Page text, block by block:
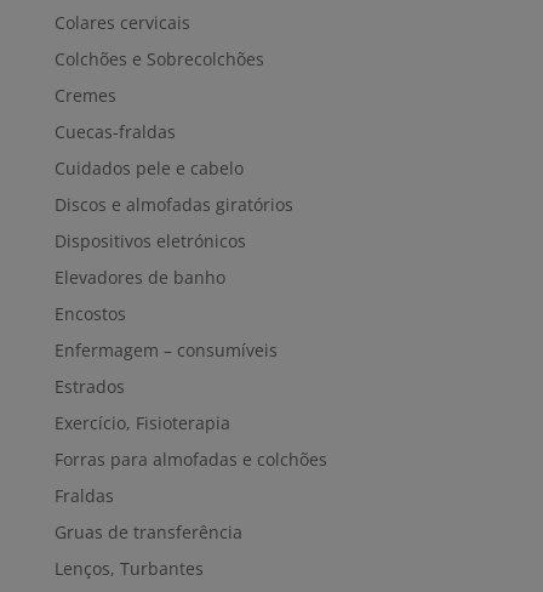
Colares cervicais
Colchões e Sobrecolchões
Cremes
Cuecas-fraldas
Cuidados pele e cabelo
Discos e almofadas giratórios
Dispositivos eletrónicos
Elevadores de banho
Encostos
Enfermagem – consumíveis
Estrados
Exercício, Fisioterapia
Forras para almofadas e colchões
Fraldas
Gruas de transferência
Lenços, Turbantes